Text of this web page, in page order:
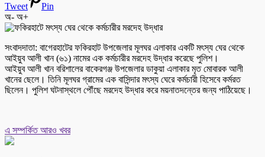
Tweet
Pin
অ- অ+
সংবাদদাতা: বাগেরহাটের ফকিরহাট উপজেলার মূলঘর এলাকার একটি মৎস্য ঘের থেকে
আইয়ুব আলী খান (৬১) নামের এক কর্মচারীর মরদেহ উদ্ধার করেছে পুলিশ।
আইয়ুব আলী খান বরিশালের বাকেরগঞ্জ উপজেলার ডাকুয়া এলাকার মৃত মোবারক আলী
খানের ছেলে। তিনি মূলঘর গ্রামের এক বাসিন্দার মৎস্য ঘেরে কর্মচারী হিসেবে কর্মরত
ছিলেন। পুলিশ ঘটনাস্থলে পৌঁছে মরদেহ উদ্ধার করে ময়নাতদন্তের জন্য পাঠিয়েছে।
এ সম্পর্কিত আরও খবর